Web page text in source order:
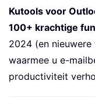
Kutools voor
100+ krachtige
2024 (en
waarmee u e-
productiviteit